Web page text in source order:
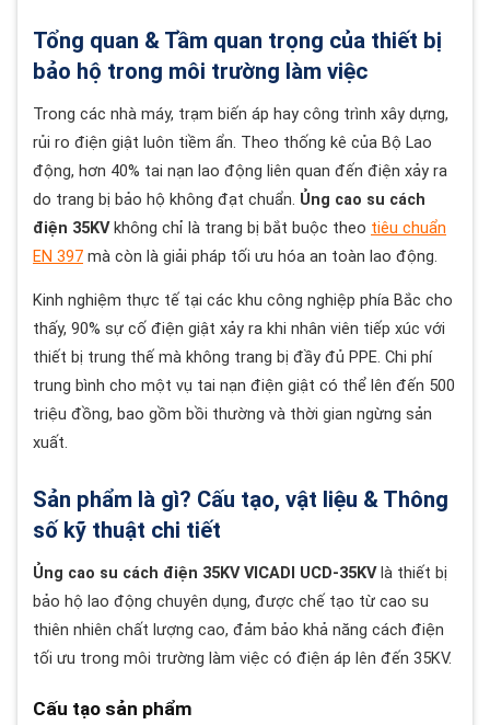
Tổng quan & Tầm quan trọng của thiết bị
bảo hộ trong môi trường làm việc
Trong các nhà máy, trạm biến áp hay công trình xây dựng,
rủi ro điện giật luôn tiềm ẩn. Theo thống kê của Bộ Lao
động, hơn 40% tai nạn lao động liên quan đến điện xảy ra
do trang bị bảo hộ không đạt chuẩn. Ủng cao su cách
điện 35KVkhông chỉ là trang bị bắt buộc theo tiêu chuẩn
EN 397 mà còn là giải pháp tối ưu hóa an toàn lao động.
Kinh nghiệm thực tế tại các khu công nghiệp phía Bắc cho
thấy, 90% sự cố điện giật xảy ra khi nhân viên tiếp xúc với
thiết bị trung thế mà không trang bị đầy đủ PPE. Chi phí
trung bình cho một vụ tai nạn điện giật có thể lên đến 500
triệu đồng, bao gồm bồi thường và thời gian ngừng sản
xuất.
Sản phẩm là gì? Cấu tạo, vật liệu & Thông
số kỹ thuật chi tiết
Ủng cao su cách điện 35KV VICADI UCD-35KVlà thiết bị
bảo hộ lao động chuyên dụng, được chế tạo từ cao su
thiên nhiên chất lượng cao, đảm bảo khả năng cách điện
tối ưu trong môi trường làm việc có điện áp lên đến 35KV.
Cấu tạo sản phẩm